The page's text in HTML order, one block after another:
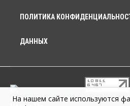
ПОЛИТИКА
ДАННЫХ
© 2026 г. Общество с ограниченной
На нашем сайте используются